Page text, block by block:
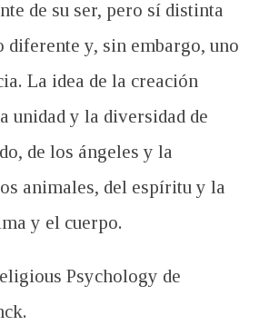
de su ser, pero sí distinta
diferente y, sin embargo, uno
La idea de la creación
unidad y la diversidad de
de los ángeles y la
animales, del espíritu y la
y el cuerpo.
Psychology de